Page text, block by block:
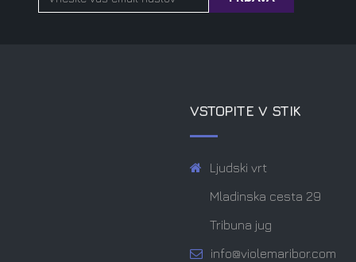
VSTOPITE V STIK
Ljudski vrt
Mladinska cesta 29
Tribuna jug
info@violemaribor.com